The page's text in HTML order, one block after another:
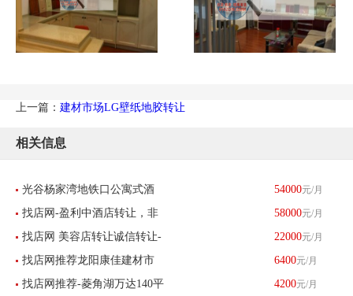
上一篇： 建材市场LG壁纸地胶转让
相关信息
光谷杨家湾地铁口公寓式酒
店诚心转让可上门考察
54000元/月
找店网-盈利中酒店转让，非
诚勿扰，
58000元/月
找店网 美容店转让诚信转让-
已转让
22000元/月
找店网推荐龙阳康佳建材市
场橱柜店优惠转让已转让
6400元/月
找店网推荐-菱角湖万达140平 4200元/月